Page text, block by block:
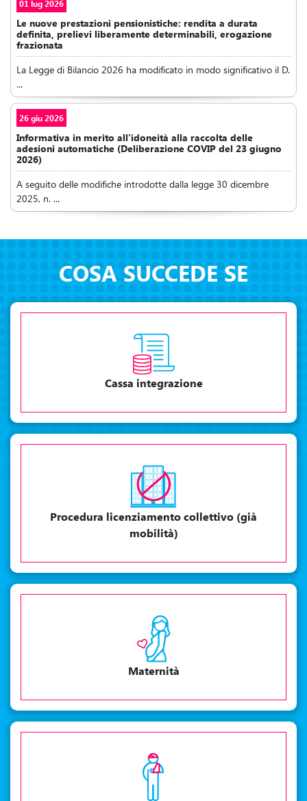
01 lug 2026
Le nuove prestazioni pensionistiche: rendita a durata
definita, prelievi liberamente determinabili, erogazione
frazionata
La Legge di Bilancio 2026 ha modificato in modo significativo il D.
...
26 giu 2026
Informativa in merito all'idoneità alla raccolta delle
adesioni automatiche (Deliberazione COVIP del 23 giugno
2026)
A seguito delle modifiche introdotte dalla legge 30 dicembre
2025, n. ...
COSA SUCCEDE SE
Cassa integrazione
Procedura licenziamento collettivo (già
mobilità)
Maternità